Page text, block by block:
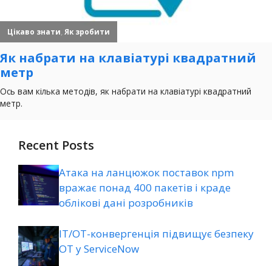
Recent Posts
Атака на ланцюжок поставок npm
вражає понад 400 пакетів і краде
облікові дані розробників
ІТ/ОТ-конвергенція підвищує безпеку
ОТ у ServiceNow